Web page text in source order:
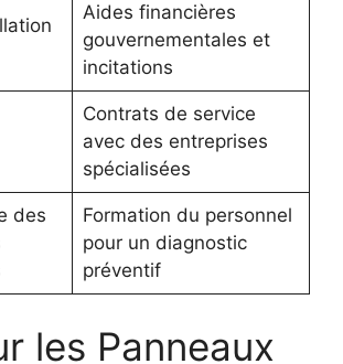
Aides financières
gouvernementales et
incitations
Contrats de service
avec des entreprises
spécialisées
des
Formation du personnel
pour un diagnostic
préventif
les Panneaux